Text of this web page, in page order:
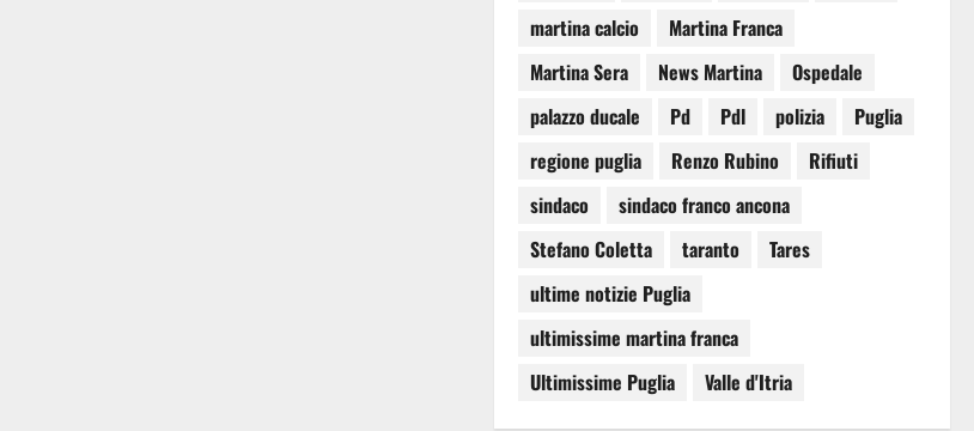
martina calcio
Martina Franca
Martina Sera
News Martina
Ospedale
palazzo ducale
Pd Pdl polizia
Puglia
regione puglia
Renzo Rubino
Rifiuti
sindaco
sindaco franco ancona
Stefano Coletta
taranto
Tares
ultime notizie Puglia
ultimissime martina franca
Ultimissime Puglia
Valle d'Itria